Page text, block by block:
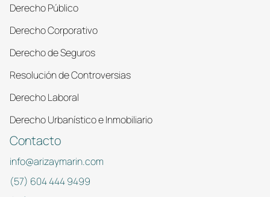
Derecho Público
Derecho Corporativo
Derecho de Seguros
Resolución de Controversias
Derecho Laboral
Derecho Urbanístico e Inmobiliario
Contacto
info@arizaymarin.com
(57) 604 444 9499